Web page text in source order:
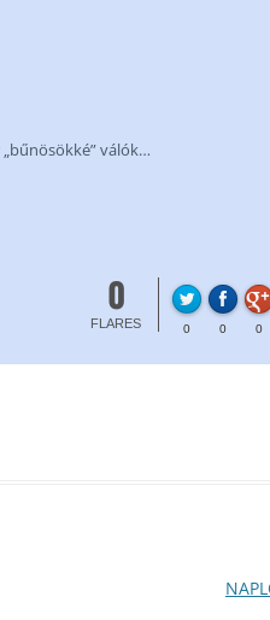
„bűnösökké” válók…
0
FLARES 0 0 0